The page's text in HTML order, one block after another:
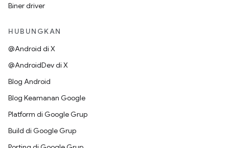
Biner driver
HUBUNGKAN
@Android di X
@AndroidDev di X
Blog Android
Blog Keamanan Google
Platform di Google Grup
Build di Google Grup